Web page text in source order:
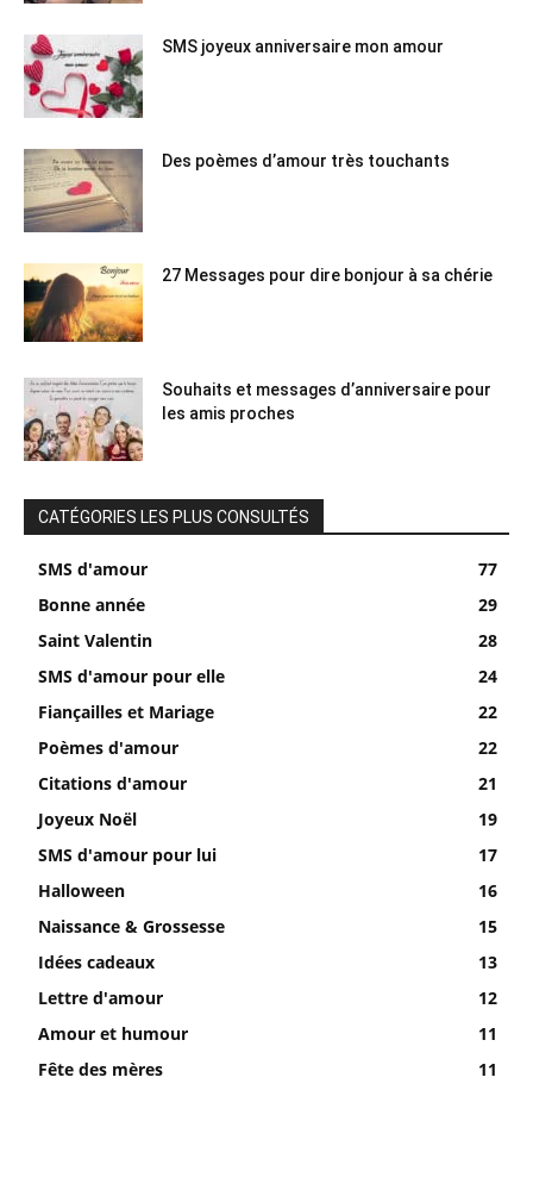
SMS joyeux anniversaire mon amour
Des poèmes d’amour très touchants
27 Messages pour dire bonjour à sa chérie
Souhaits et messages d’anniversaire pour
les amis proches
CATÉGORIES LES PLUS CONSULTÉS
SMS d'amour
77
Bonne année
29
Saint Valentin
28
SMS d'amour pour elle
24
Fiançailles et Mariage
22
Poèmes d'amour
22
Citations d'amour
21
Joyeux Noël
19
SMS d'amour pour lui
17
Halloween
16
Naissance & Grossesse
15
Idées cadeaux
13
Lettre d'amour
12
Amour et humour
11
Fête des mères
11